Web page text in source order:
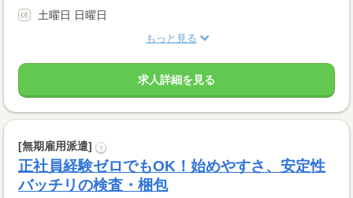
土曜日 日曜日
もっと見る
求人詳細を見る
[無期雇用派遣] ?
正社員経験ゼロでもOK！始めやすさ、安定性
バッチリの検査・梱包